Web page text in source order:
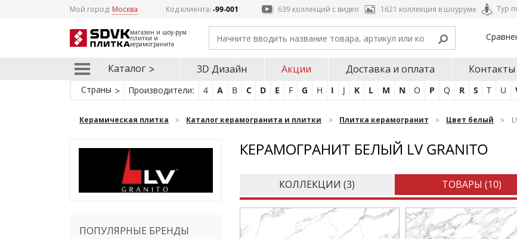
Мой город: Москва Код клиента: -99-001 639 коллекций с видео 1621 коллекция в шоуруме Тур
магазин и шоу-рум
плитки и
керамогранита
Каталог 3D Дизайн Акции Доставка и оплата Контакты
Страны Производители: 4 A B C D E F G H I J K L M N O P Q R S T U
Керамическая плитка Каталог керамогранита и плитки Плитка керамогранит Цвет белый
ПОПУЛЯРНЫЕ БРЕНДЫ
КЕРАМОГРАНИТ БЕЛЫЙ LV GRANITO
КОЛЛЕКЦИИ (3) ТОВАРЫ (10)